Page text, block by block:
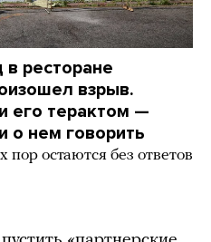
ресторане
взрыв.
его терактом —
о нем говорить
пор остаются без ответов